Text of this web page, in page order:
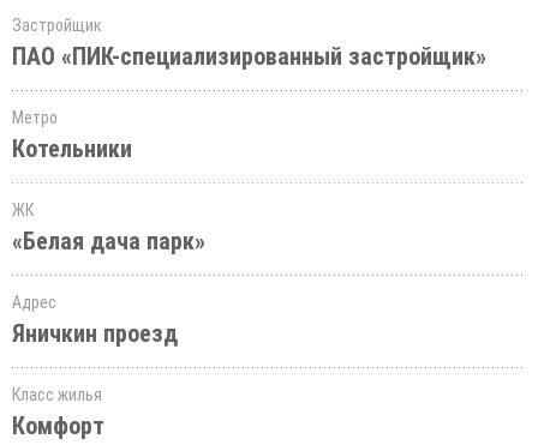
Застройщик
ПАО «ПИК-специализированный застройщик»
Метро
Котельники
ЖК
«Белая дача парк»
Адрес
Яничкин проезд
Класс жилья
Комфорт